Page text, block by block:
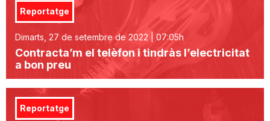
Reportatge
Dimarts, 27 de setembre de 2022 | 07:05h
Contracta’m el telèfon i tindràs l’electricitat
a bon preu
Reportatge